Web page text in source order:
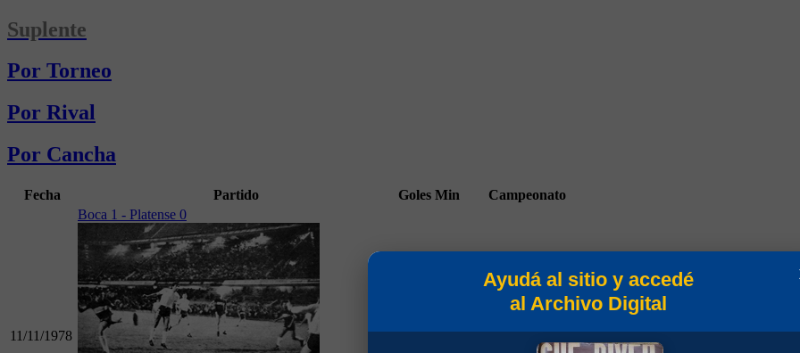
Suplente
Por Torneo
Por Rival
Por Cancha
Fecha Partido Goles Min Campeonato
11/11/1978
Boca 1 - Platense 0
90 Torneo Nacional 1978
Ayudá al sitio y accedé
al Archivo Digital